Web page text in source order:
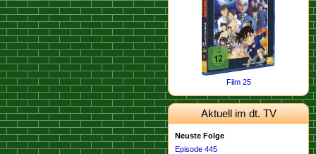
Film 25
Aktuell im dt. TV
Neuste Folge
Episode 445